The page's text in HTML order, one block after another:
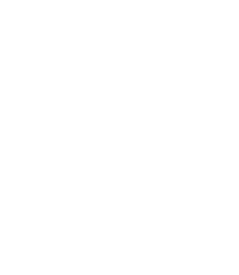
blízkych po dlhé roky.